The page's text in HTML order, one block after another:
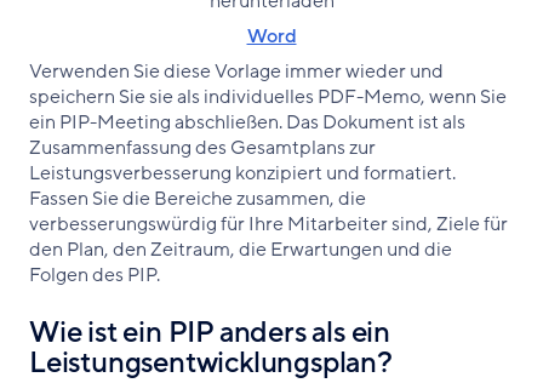
Word
Verwenden Sie diese Vorlage immer wieder und
speichern Sie sie als individuelles PDF-Memo, wenn Sie
ein PIP-Meeting abschließen. Das Dokument ist als
Zusammenfassung des Gesamtplans zur
Leistungsverbesserung konzipiert und formatiert.
Fassen Sie die Bereiche zusammen, die
verbesserungswürdig für Ihre Mitarbeiter sind, Ziele für
den Plan, den Zeitraum, die Erwartungen und die
Folgen des PIP.
Wie ist ein PIP anders als ein
Leistungsentwicklungsplan?